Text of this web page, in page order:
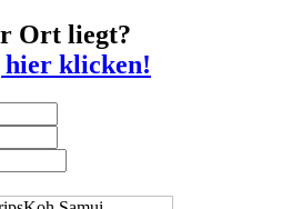
Ort liegt?
hier klicken!